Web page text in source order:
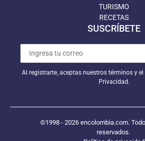
TURISMO
RECETAS
SUSCRÍBETE
Al registrarte, aceptas nuestros términos y
Privacidad.
©1998 - 2026 encolombia.com.
reservados.